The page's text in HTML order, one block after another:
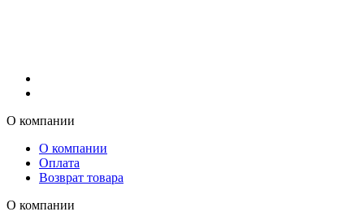
О компании
О компании
Оплата
Возврат товара
О компании